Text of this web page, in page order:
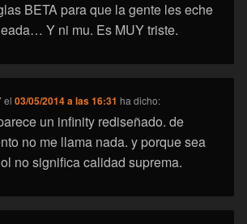
BETA para que la gente les eche
Y ni mu. Es MUY triste.
el03/05/2014 a las 16:31 ha dicho:
un infinity rediseñado. de
no me llama nada. y porque sea
no significa calidad suprema.